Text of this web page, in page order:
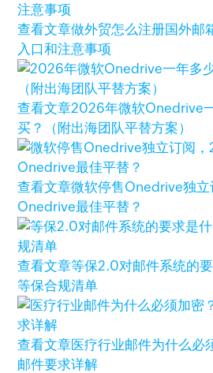
查看文章做外贸怎么注册国外邮
入口和注意事项
查看文章2026年微软Onedrive
买？（附出海团队平替方案）
查看文章微软停售Onedrive独
Onedrive最佳平替？
查看文章等保2.0对邮件系统的
等保合规清单
查看文章医疗行业邮件为什么必
邮件要求详解